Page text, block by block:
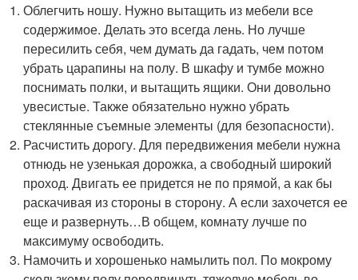
Облегчить ношу. Нужно вытащить из мебели все
содержимое. Делать это всегда лень. Но лучше
пересилить себя, чем думать да гадать, чем потом
убрать царапины на полу. В шкафу и тумбе можно
поснимать полки, и вытащить ящики. Они довольно
увесистые. Также обязательно нужно убрать
стеклянные съемные элементы (для безопасности).
Расчистить дорогу. Для передвижения мебели нужна
отнюдь не узенькая дорожка, а свободный широкий
проход. Двигать ее придется не по прямой, а как бы
раскачивая из стороны в сторону. А если захочется ее
еще и развернуть…В общем, комнату лучше по
максимуму освободить.
Намочить и хорошенько намылить пол. По мокрому